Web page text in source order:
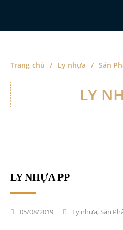
Trang chủ / Ly nhựa / Sản
LY
LY NHỰA PP
05/08/2019 Ly nhựa, Sản